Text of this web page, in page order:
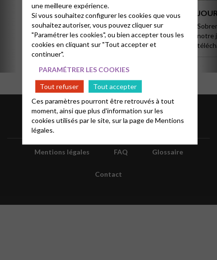
PRÉDICATIONS
Retrouvez nos prédications, organisées par
année, consultables en ligne et
téléchargeables en PDF.
notre
Mentions légales FAQ Glossaire
Contact
une meilleure expérience.
Si vous souhaitez configurer les cookies que vous
souhaitez autoriser, vous pouvez cliquer sur
"Paramétrer les cookies", ou bien accepter tous les
cookies en cliquant sur "Tout accepter et
continuer".
PARAMÉTRER LES COOKIES
Tout refuser
Tout accepter
Ces paramètres pourront être retrouvés à tout
moment, ainsi que plus d'information sur les
cookies utilisés par le site, sur la page deMentions
légales.